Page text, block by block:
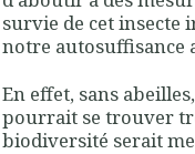
survie de cet insecte
notre autosuffisance
En effet, sans
pourrait se trouver
biodiversité serait